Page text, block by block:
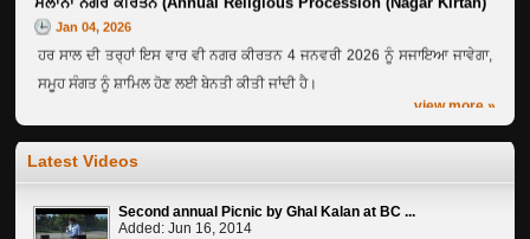
Jan 04, 2026
ਸਮੂਹ ਸੰਗਤ ਨੂੰ ਸ਼ਾਮਿਲ ਹੋਣ ਲਈ ਬੇਨਤੀ ਕੀਤੀ ਜਾਂਦੀ ਹੈ।
ਸਲਾਨਾ ਨਗਰ ਕੀਰਤਨ (Annual Religious Procession)
Jan 04, 2027
ਪਾਠ 03 ਜਨਵਰੀ ਦਿਨ ਐਤਵਾਰ ਨੂੰ ਪ੍ਰਕਾਸ਼ ਕੀਤੇ ਜਾਣਗੇ, ਹਰ ਸਾਲ ਦੀ ਤਰ੍ਹਾਂ ਇਸ ਵਾਰ ਵੀ
Latest Videos
Second annual Picnic by Ghal Kalan at BC ...
Added: Jun 16, 2014